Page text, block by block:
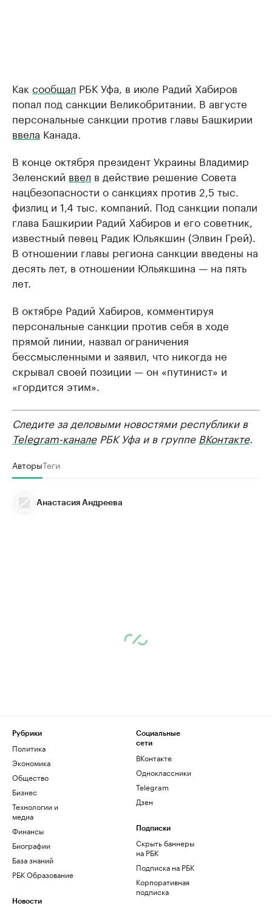
Как сообщал РБК Уфа, в июле Радий Хабиров
попал под санкции Великобритании. В августе
персональные санкции против главы Башкирии
ввела Канада.
В конце октября президент Украины Владимир
Зеленский ввел в действие решение Совета
нацбезопасности о санкциях против 2,5 тыс.
физлиц и 1,4 тыс. компаний. Под санкции попали
глава Башкирии Радий Хабиров и его советник,
известный певец Радик Юльякшин (Элвин Грей).
В отношении главы региона санкции введены на
десять лет, в отношении Юльякшина — на пять
лет.
В октябре Радий Хабиров, комментируя
персональные санкции против себя в ходе
прямой линии, назвал ограничения
бессмысленными и заявил, что никогда не
скрывал своей позиции — он «путинист» и
«гордится этим».
Следите за деловыми новостями республики в
Telegram-каналеРБК Уфа и в группе ВКонтакте.
АвторыТеги
Анастасия Андреева
Рубрики
Политика
Экономика
Общество
Бизнес
Технологии и
медиа
Финансы
Биографии
База знаний
РБК Образование
Новости
Социальные
сети
ВКонтакте
Одноклассники
Telegram
Дзен
Подписки
Скрыть баннеры
на РБК
Подписка на РБК
Корпоративная
подписка